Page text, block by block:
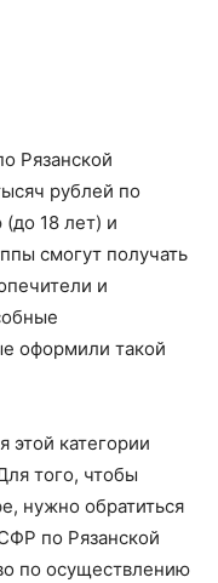
Рязанской
рублей по
18 лет) и
смогут получать
и
оформили такой
этой категории
того, чтобы
нужно обратиться
по Рязанской
по осуществлению